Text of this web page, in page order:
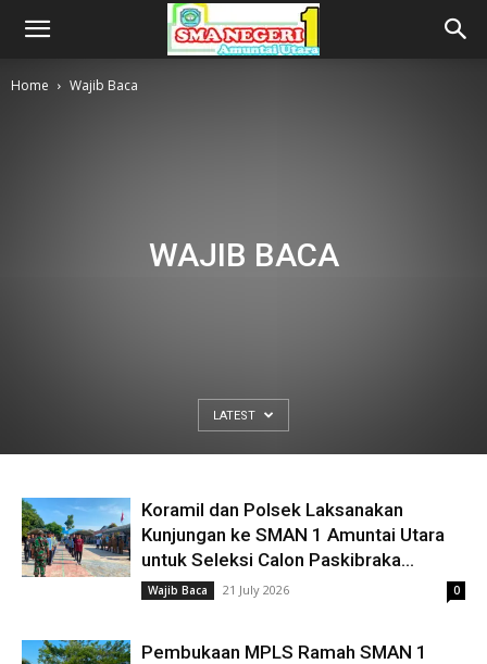
Home Wajib Baca
WAJIB BACA
LATEST
Koramil dan Polsek Laksanakan
Kunjungan ke SMAN 1 Amuntai Utara
untuk Seleksi Calon Paskibraka...
Wajib Baca 21 July 2026 0
Pembukaan MPLS Ramah SMAN 1